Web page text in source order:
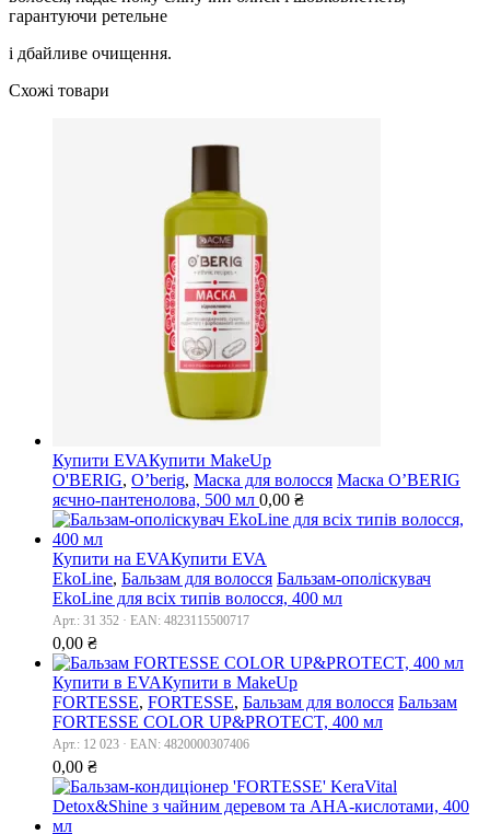
гарантуючи ретельне
і дбайливе очищення.
Схожі товари
Купити EVAКупити MakeUp
O'BERIG, O’berig, Маска для волосся Маска O’BERIG
яєчно-пантенолова, 500 мл 0,00 ₴
Купити на EVAКупити EVA
EkoLine, Бальзам для волосся Бальзам-ополіскувач
EkoLine для всіх типів волосся, 400 мл
Арт.: 31 352 · EAN: 4823115500717
0,00 ₴
Купити в EVAКупити в MakeUp
FORTESSE, FORTESSE, Бальзам для волосся Бальзам
FORTESSE COLOR UP&PROTECT, 400 мл
Арт.: 12 023 · EAN: 4820000307406
0,00 ₴